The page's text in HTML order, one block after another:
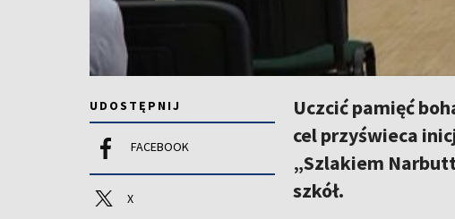
UDOSTĘPNIJ
FACEBOOK
X
Uczcić pamięć
cel przyświeca
„Szlakiem
szkół.